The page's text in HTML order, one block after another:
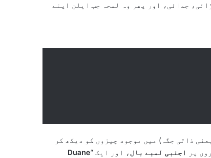
جدائی، اور پھر وہ لمحہ جب ایلن اپنے
ذاتی جگہ) میں موجود چیزوں کو دیکھ کر
پر اجنبی لمبے بال ، اور ایک “Duane